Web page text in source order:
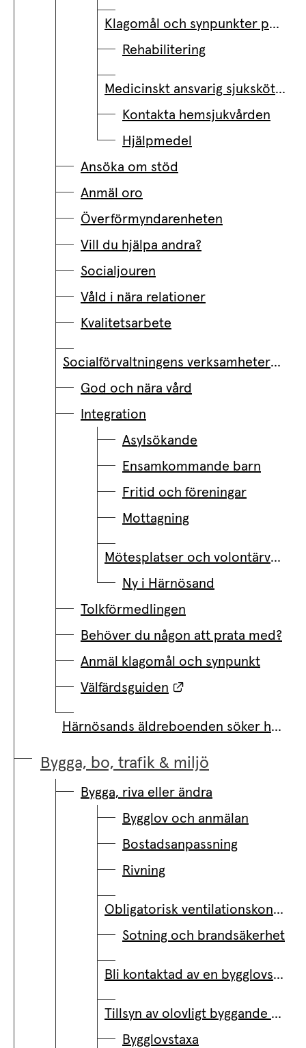
Klagomål och synpunkter på hälso- och sjukvården
Rehabilitering
Medicinskt ansvarig sjuksköterska
Kontakta hemsjukvården
Hjälpmedel
Ansöka om stöd
Anmäl oro
Överförmyndarenheten
Vill du hjälpa andra?
Socialjouren
Våld i nära relationer
Kvalitetsarbete
Socialförvaltningens verksamheter på kartan
God och nära vård
Integration
Asylsökande
Ensamkommande barn
Fritid och föreningar
Mottagning
Mötesplatser och volontärverksamhet
Ny i Härnösand
Tolkförmedlingen
Behöver du någon att prata med?
Anmäl klagomål och synpunkt
Välfärdsguiden
Länk till annan
Härnösands äldreboenden söker helgungdomar
Bygga, bo, trafik & miljö
Bygga, riva eller ändra
Bygglov och anmälan
Bostadsanpassning
Rivning
Obligatorisk ventilationskontroll (OVK)
Sotning och brandsäkerhet
Bli kontaktad av en bygglovshandläggare
Tillsyn av olovligt byggande och ovårdade fastigheter
Bygglovstaxa